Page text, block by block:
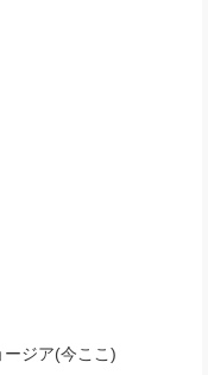
ジア(今ここ)